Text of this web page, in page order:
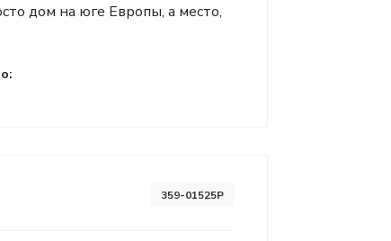
дом на юге Европы, а место,
359-01525P